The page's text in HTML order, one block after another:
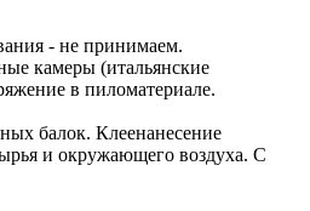
- не принимаем.
камеры (итальянские
в пиломатериале.
балок. Клеенанесение
и окружающего воздуха. С